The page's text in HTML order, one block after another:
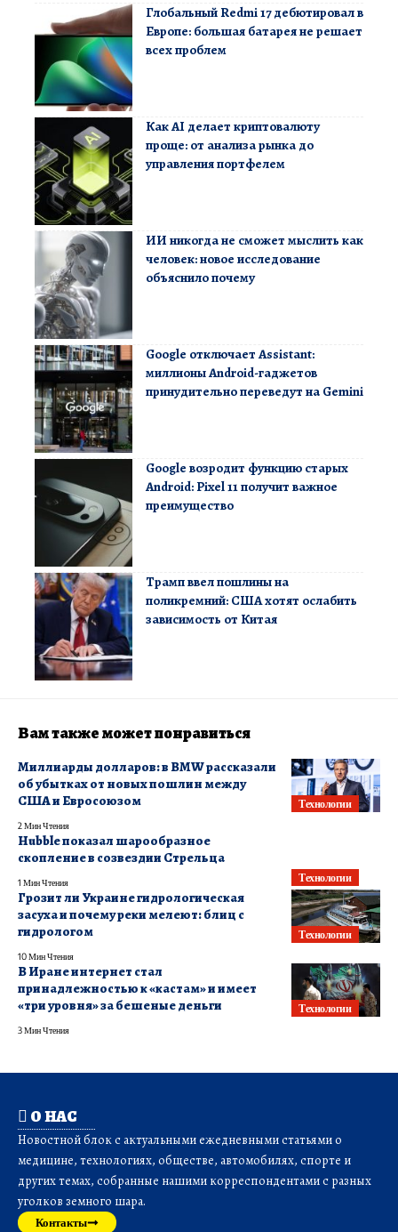
Глобальный Redmi 17 дебютировал в
Европе: большая батарея не решает
всех проблем
Как AI делает криптовалюту
проще: от анализа рынка до
управления портфелем
ИИ никогда не сможет мыслить как
человек: новое исследование
объяснило почему
Google отключает Assistant:
миллионы Android-гаджетов
принудительно переведут на Gemini
Google возродит функцию старых
Android: Pixel 11 получит важное
преимущество
Трамп ввел пошлины на
поликремний: США хотят ослабить
зависимость от Китая
Вам также может понравиться
Технологии
Миллиарды долларов: в BMW рассказали
об убытках от новых пошлин между
США и Евросоюзом
2 Мин Чтения
Технологии
Hubble показал шарообразное
скопление в созвездии Стрельца
1 Мин Чтения
Технологии
Грозит ли Украине гидрологическая
засуха и почему реки мелеют: блиц с
гидрологом
10 Мин Чтения
Технологии
В Иране интернет стал
принадлежностью к «кастам» и имеет
«три уровня» за бешеные деньги
3 Мин Чтения
О НАС
Новостной блок с актуальными ежедневными статьями о
медицине, технологиях, обществе, автомобилях, спорте и
других темах, собранные нашими корреспондентами с разных
уголков земного шара.
Контакты